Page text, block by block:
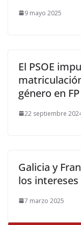
9 mayo 2025
El PSOE
género en FP
22 septiembre
Galicia y
los intereses
7 marzo 2025